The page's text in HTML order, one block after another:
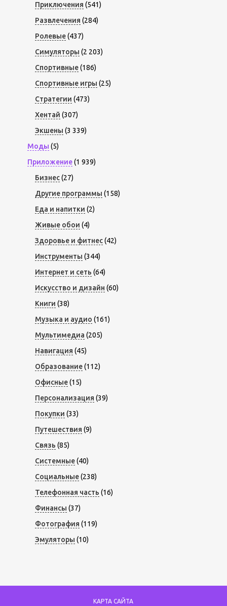
Приключения (541)
Развлечения (284)
Ролевые(437)
Симуляторы (2 203)
Спортивные(186)
Спортивные игры (25)
Стратегии (473)
Хентай (307)
Экшены (3 339)
Моды (5)
Приложение(1 939)
Бизнес(27)
Другие программы (158)
Еда и напитки (2)
Живые обои (4)
Здоровье и фитнес(42)
Инструменты (344)
Интернет и сеть (64)
Искусство и дизайн (60)
Книги (38)
Музыка и аудио (161)
Мультимедиа (205)
Навигация (45)
Образование(112)
Офисные(15)
Персонализация (39)
Покупки (33)
Путешествия (9)
Связь (85)
Системные(40)
Социальные(238)
Телефонная часть (16)
Финансы (37)
Фотография (119)
Эмуляторы (10)
КАРТА САЙТА